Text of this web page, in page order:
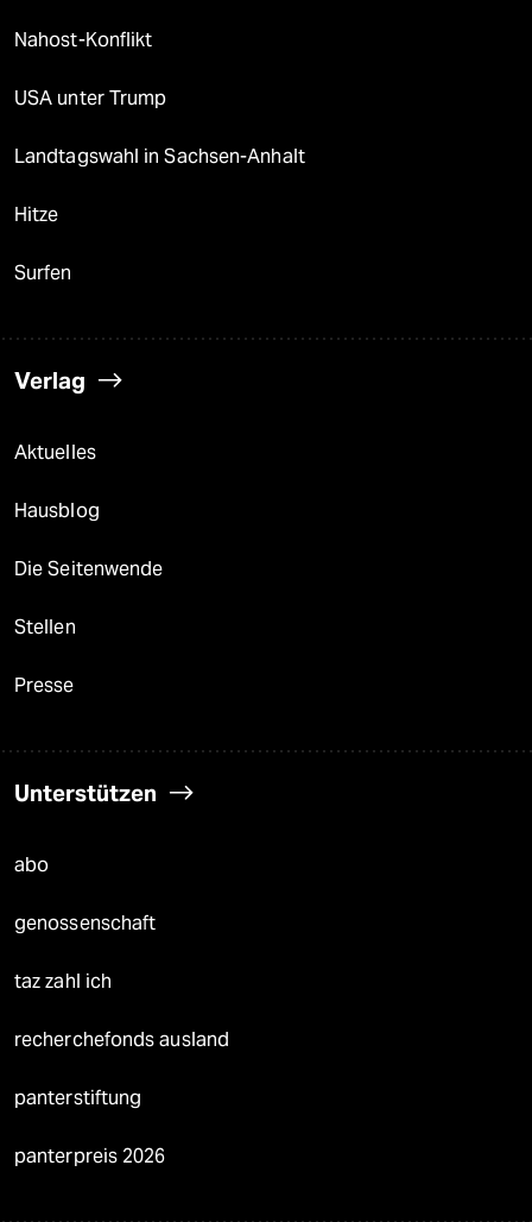
Nahost-Konflikt
USA unter Trump
Landtagswahl in Sachsen-Anhalt
Hitze
Surfen
Verlag
Aktuelles
Hausblog
Die Seitenwende
Stellen
Presse
Unterstützen
abo
genossenschaft
taz zahl ich
recherchefonds ausland
panterstiftung
panterpreis 2026